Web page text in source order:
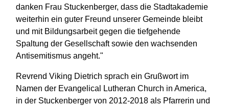
danken Frau Stuckenberger, dass die Stadtakademie
weiterhin ein guter Freund unserer Gemeinde bleibt
und mit Bildungsarbeit gegen die tiefgehende
Spaltung der Gesellschaft sowie den wachsenden
Antisemitismus angeht."
Revrend Viking Dietrich sprach ein Grußwort im
Namen der Evangelical Lutheran Church in America,
in der Stuckenberger von 2012-2018 als Pfarrerin und